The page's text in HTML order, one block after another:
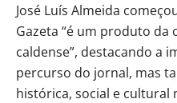
José Luís Almeida
Gazeta “é um produto
caldense”, destacando a
percurso do jornal, mas
histórica, social e cultural